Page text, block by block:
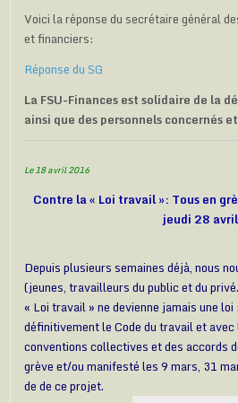
Voici la réponse du secrétaire général
et financiers:
Réponse du SG
La FSU-Finances est solidaire de la
ainsi que des personnels concernés
Le 18 avril 2016
Contre la « Loi travail »: Tous en
jeudi 28 avril
Depuis plusieurs semaines déjà, nous
(jeunes, travailleurs du public et du
« Loi travail » ne devienne jamais une
définitivement le Code du travail et avec
conventions collectives et des accords
grève et/ou manifesté les 9 mars, 31
de de ce projet.